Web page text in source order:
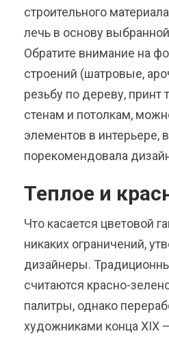
строительного
лечь в основу
Обратите внимание на
строений (шатровые,
резьбу по дереву, принт
стенам и потолкам,
элементов в интерьере,
порекомендовала
Теплое и
Что касается цветовой
никаких ограничений,
дизайнеры.
считаются красно-
палитры, однако
художниками конца XIX